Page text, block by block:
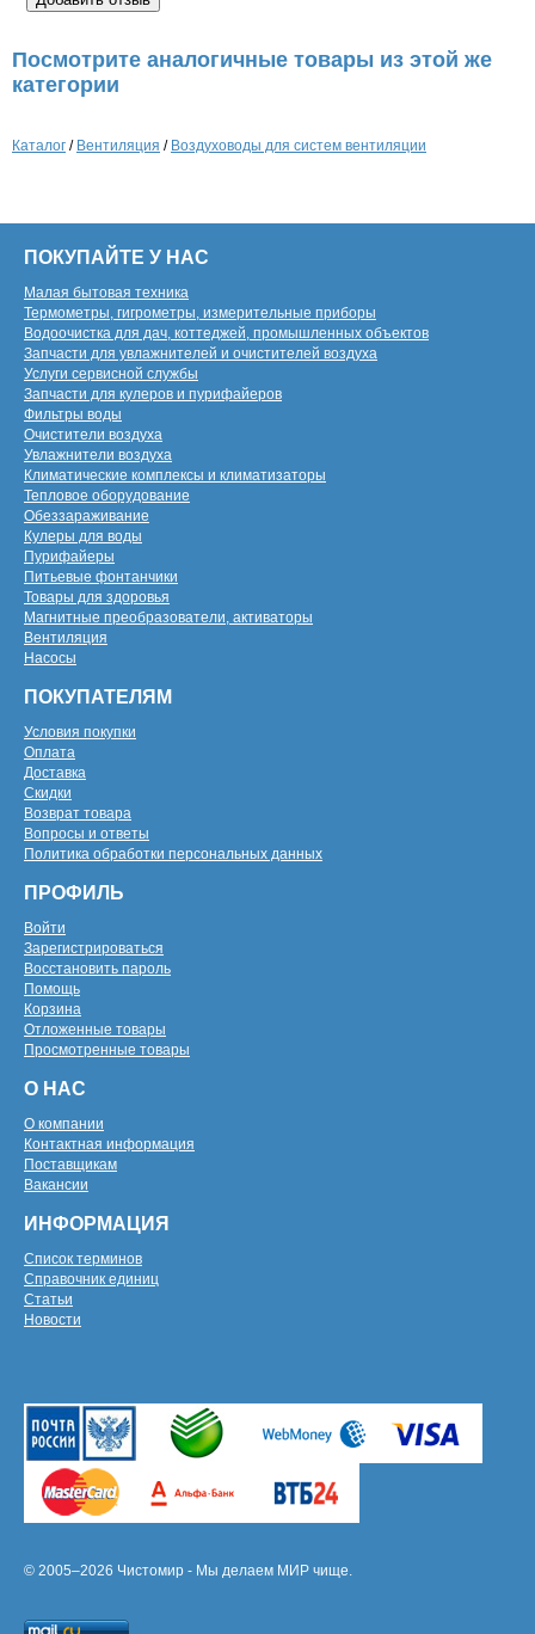
Посмотрите аналогичные товары из этой же
категории
Каталог / Вентиляция / Воздуховоды для систем вентиляции
ПОКУПАЙТЕ У НАС
Малая бытовая техника
Термометры, гигрометры, измерительные приборы
Водоочистка для дач, коттеджей, промышленных объектов
Запчасти для увлажнителей и очистителей воздуха
Услуги сервисной службы
Запчасти для кулеров и пурифайеров
Фильтры воды
Очистители воздуха
Увлажнители воздуха
Климатические комплексы и климатизаторы
Тепловое оборудование
Обеззараживание
Кулеры для воды
Пурифайеры
Питьевые фонтанчики
Товары для здоровья
Магнитные преобразователи, активаторы
Вентиляция
Насосы
ПОКУПАТЕЛЯМ
Условия покупки
Оплата
Доставка
Скидки
Возврат товара
Вопросы и ответы
Политика обработки персональных данных
ПРОФИЛЬ
Войти
Зарегистрироваться
Восстановить пароль
Помощь
Корзина
Отложенные товары
Просмотренные товары
О НАС
О компании
Контактная информация
Поставщикам
Вакансии
ИНФОРМАЦИЯ
Список терминов
Справочник единиц
Статьи
Новости
© 2005–2026 Чистомир - Мы делаем МИР чище.